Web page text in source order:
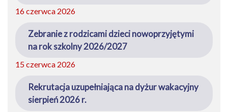
16 czerwca 2026
Zebranie z rodzicami dzieci nowoprzyjętymi
na rok szkolny 2026/2027
15 czerwca 2026
Rekrutacja uzupełniająca na dyżur wakacyjny
sierpień 2026 r.